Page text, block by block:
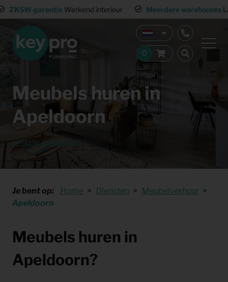
garantieWerkend interieur Meerdere warehouses
Meubels huren in
Apeldoorn
Offerte aanvragen
Je bent op: Home Diensten
Meubelverhuur
Apeldoorn
Meubels huren in
Apeldoorn?